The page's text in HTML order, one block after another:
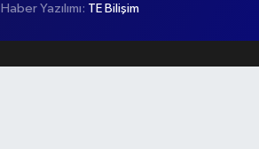
Haber Yazılımı: TE Bilişim